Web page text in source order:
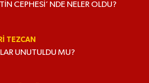
CEPHESİ’ NDE NELER OLDU?
TEZCAN
UNUTULDU MU?